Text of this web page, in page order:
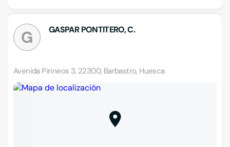
G GASPAR PONTITERO, C.
Avenida Pirineos 3, 22300, Barbastro, Huesca